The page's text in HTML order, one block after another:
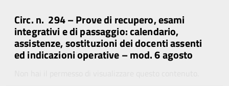
Circ. n. 294 – Prove di recupero, esami
integrativi e di passaggio: calendario,
assistenze, sostituzioni dei docenti assenti
ed indicazioni operative – mod. 6 agosto